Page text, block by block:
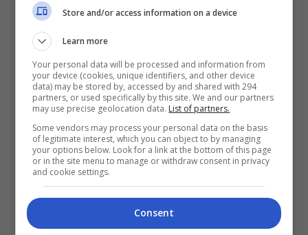
Konsert Stacy, yang dinobat juara Akademi
Fantasia (AF) 6, bakal dianjurkan di Dewan
Filharmonik Petronas (DFP), Kuala Lumpur City
Centre (KLCC) pada 25 Februari depan.
Suami Stacy yang juga penyanyi Akim Ahmad turut
akan membuat kemunculan istimewa di pentas
konsert tersebut.
Sehubungan dengan itu, Stacy berharap para
peminat dapat memanjatkan doa buatnya serta
sama-sama memberi sokongan penuh menerusi
konsert solonya.
Store and/or access information on a device
Learn more
Your personal data will be processed and information from
your device (cookies, unique identifiers, and other device
data) may be stored by, accessed by and shared with 294
partners, or used specifically by this site. We and our partners
may use precise geolocation data. List of partners.
Some vendors may process your personal data on the basis
of legitimate interest, which you can object to by managing
your options below. Look for a link at the bottom of this page
or in the site menu to manage or withdraw consent in privacy
and cookie settings.
Consent